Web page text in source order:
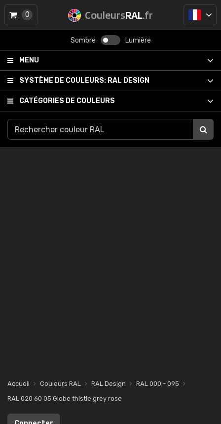
CouleursRAL.fr
Sombre Lumière
MENU
SYSTÈME DE COULEURS: RAL DESIGN
CATÉGORIES DE COULEURS
0
Accueil Couleurs RAL RAL Design
RAL 000 - 095
RAL 020 60 05 Globe thistle grey rose